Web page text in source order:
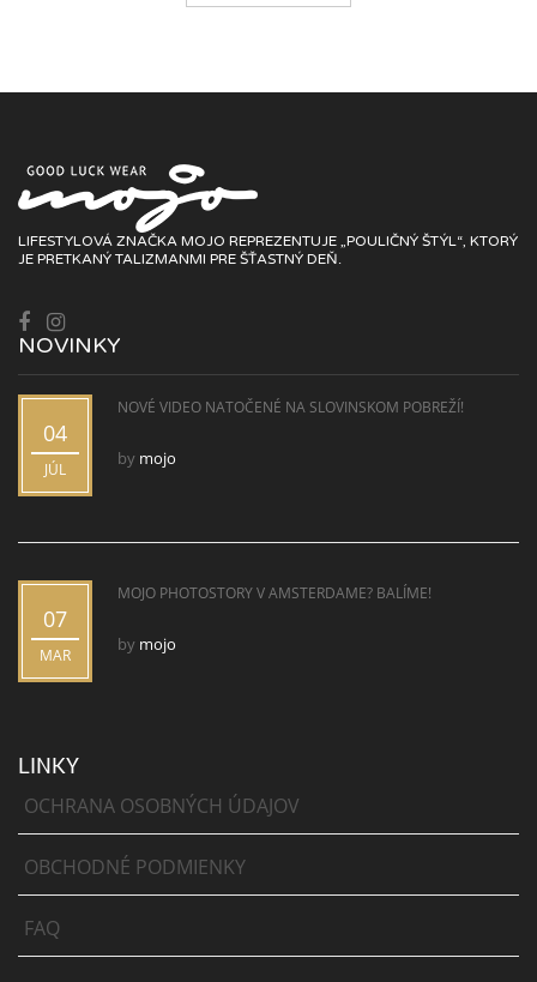
LIFESTYLOVÁ ZNAČKA MOJO REPREZENTUJE „POULIČNÝ ŠTÝL“, KTORÝ
JE PRETKANÝ TALIZMANMI PRE ŠŤASTNÝ DEŇ.
NOVINKY
04
JÚL
NOVÉ VIDEO NATOČENÉ NA SLOVINSKOM POBREŽÍ!
by mojo
07
MAR
MOJO PHOTOSTORY V AMSTERDAME? BALÍME!
by mojo
LINKY
OCHRANA OSOBNÝCH ÚDAJOV
OBCHODNÉ PODMIENKY
FAQ